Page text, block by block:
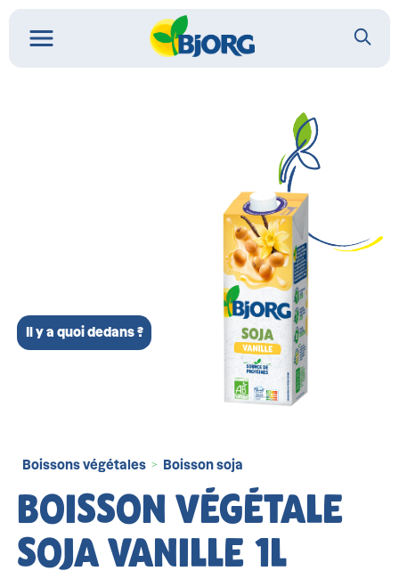
Il y a quoi dedans ?
Boissons végétales > Boisson soja
BOISSON VÉGÉTALE
SOJA VANILLE 1L